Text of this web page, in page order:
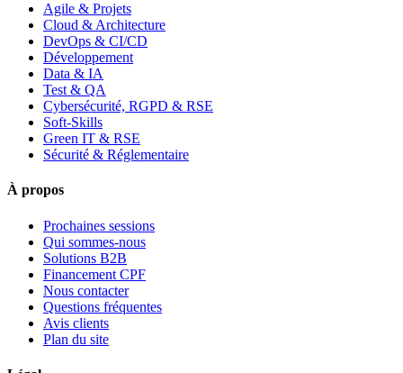
Agile & Projets
Cloud & Architecture
DevOps & CI/CD
Développement
Data & IA
Test & QA
Cybersécurité, RGPD & RSE
Soft-Skills
Green IT & RSE
Sécurité & Réglementaire
À propos
Prochaines sessions
Qui sommes-nous
Solutions B2B
Financement CPF
Nous contacter
Questions fréquentes
Avis clients
Plan du site